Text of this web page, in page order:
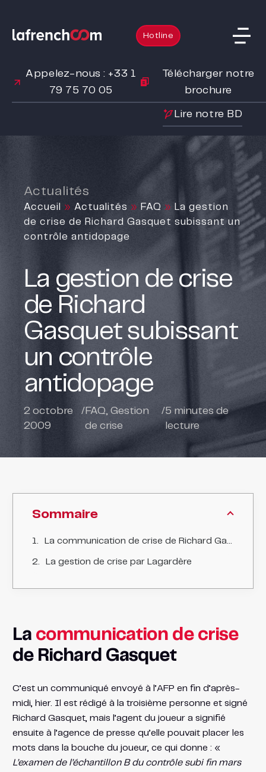
Hotline
Appelez-nous : +33 1
79 75 70 05
Télécharger notre
brochure
Lire notre BD
Actualités
Accueil » Actualités » FAQ » La gestion
de crise de Richard Gasquet subissant un
contrôle antidopage
La gestion de crise
de Richard
Gasquet subissant
un contrôle
antidopage
2 octobre
2009
/FAQ,Gestion
de crise
/5 minutes de
lecture
Sommaire
La communication de crise de Richard Gasquet
La gestion de crise par Lagardère
La communication de crise
de Richard Gasquet
C’est un communiqué envoyé à l’AFP en fin d’après-
midi, hier. Il est rédigé à la troisième personne et signé
Richard Gasquet, mais l’agent du joueur a signifié
ensuite à l’agence de presse qu’elle pouvait placer les
mots dans la bouche du joueur, ce qui donne : «
L’examen de l’échantillon B du contrôle subi fin mars